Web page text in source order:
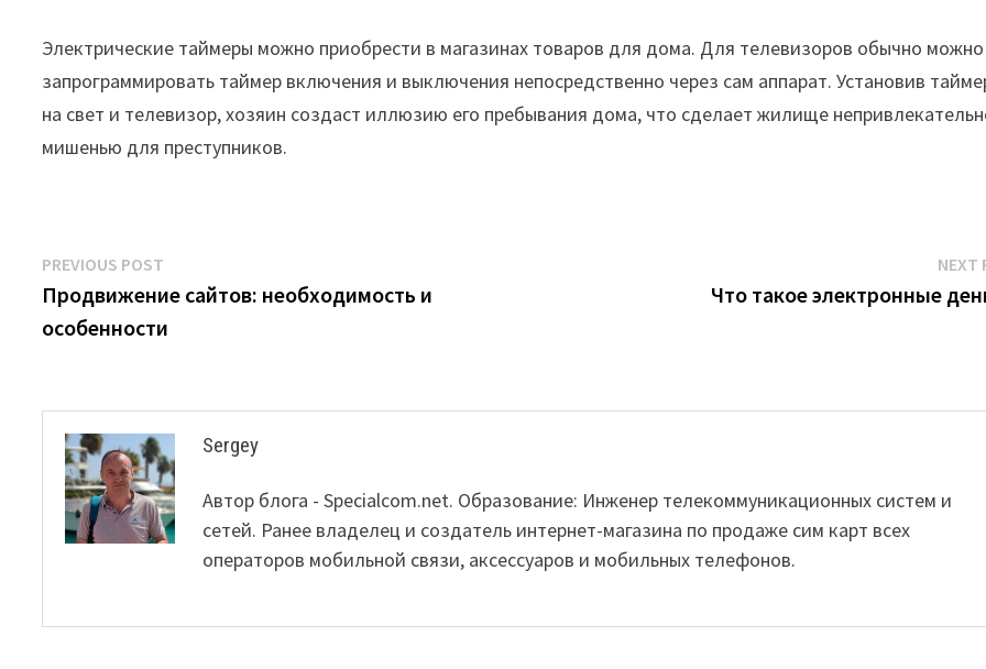
Электрические таймеры можно приобрести в магазинах товаров для дома. Для телевизоров обычно можно
запрограммировать таймер включения и выключения непосредственно через сам аппарат. Установив
на свет и телевизор, хозяин создаст иллюзию его пребывания дома, что сделает жилище
мишенью для преступников.
Post
navigation
PREVIOUS POST
post:
Продвижение сайтов: необходимость и
особенности
NEXT
Что такое электронные
Sergey
Автор блога - Specialcom.net. Образование: Инженер телекоммуникационных систем и
сетей. Ранее владелец и создатель интернет-магазина по продаже сим карт всех
операторов мобильной связи, аксессуаров и мобильных телефонов.